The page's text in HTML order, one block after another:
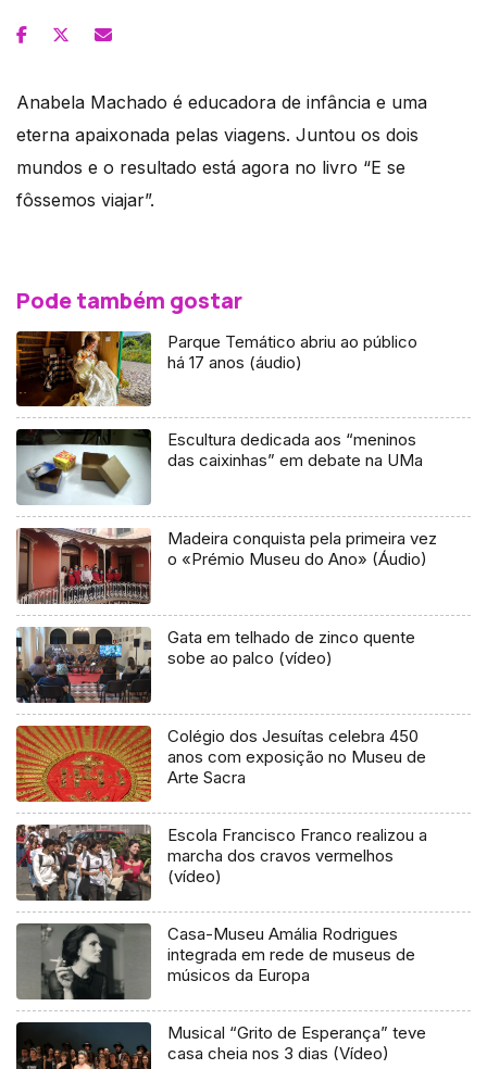
Anabela Machado é educadora de infância e uma
eterna apaixonada pelas viagens. Juntou os dois
mundos e o resultado está agora no livro “E se
fôssemos viajar”.
Pode também gostar
Parque Temático abriu ao público
há 17 anos (áudio)
Escultura dedicada aos “meninos
das caixinhas” em debate na UMa
Madeira conquista pela primeira vez
o «Prémio Museu do Ano» (Áudio)
Gata em telhado de zinco quente
sobe ao palco (vídeo)
Colégio dos Jesuítas celebra 450
anos com exposição no Museu de
Arte Sacra
Escola Francisco Franco realizou a
marcha dos cravos vermelhos
(vídeo)
Casa-Museu Amália Rodrigues
integrada em rede de museus de
músicos da Europa
Musical “Grito de Esperança” teve
casa cheia nos 3 dias (Vídeo)